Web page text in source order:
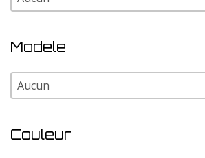
Modele
Modele
Modele
Couleur